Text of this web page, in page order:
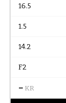
16.5
1.5
14.2
F2
– KR